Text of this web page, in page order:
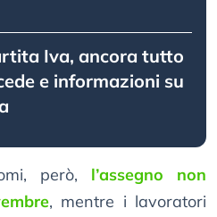
Iva, ancora tutto
e informazioni su
però, l’assegno non
, mentre i lavoratori